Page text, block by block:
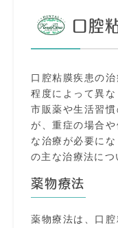
口腔
口腔粘膜疾患の
程度によって異な
市販薬や生活習
が、重症の場合
な治療が必要に
の主な治療法につ
薬物療法
薬物療法は、口